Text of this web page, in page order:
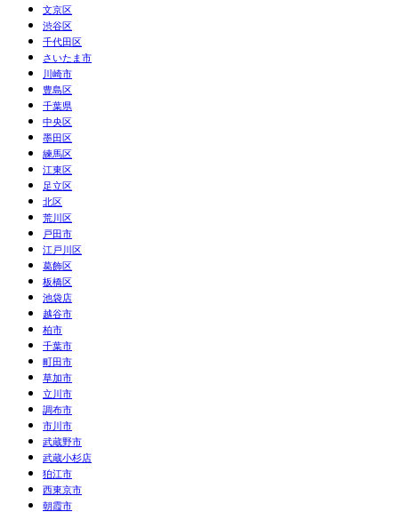
文京区
渋谷区
千代田区
さいたま市
川崎市
豊島区
千葉県
中央区
墨田区
練馬区
江東区
足立区
北区
荒川区
戸田市
江戸川区
葛飾区
板橋区
池袋店
越谷市
柏市
千葉市
町田市
草加市
立川市
調布市
市川市
武蔵野市
武蔵小杉店
狛江市
西東京市
朝霞市